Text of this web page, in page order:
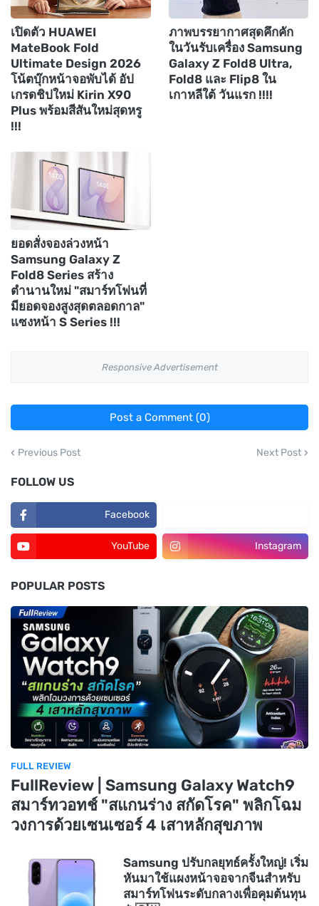
เปิดตัว HUAWEI
MateBook Fold
Ultimate Design 2026
โน้ตบุ๊กหน้าจอพับได้ อัป
เกรดชิปใหม่ Kirin X90
Plus พร้อมสีสันใหม่สุดหรู
!!!
ภาพบรรยากาศสุดคึกคัก
ในวันรับเครื่อง Samsung
Galaxy Z Fold8 Ultra,
Fold8 และ Flip8 ใน
เกาหลีใต้ วันแรก !!!!
ยอดสั่งจองล่วงหน้า
Samsung Galaxy Z
Fold8 Series สร้าง
ตำนานใหม่ "สมาร์ทโฟนที่
มียอดจองสูงสุดตลอดกาล"
แซงหน้า S Series !!!
Responsive Advertisement
Post a Comment (0)
Previous Post Next Post
FOLLOW US
Facebook
YouTube Instagram
POPULAR POSTS
FULL REVIEW
FullReview | Samsung Galaxy Watch9
สมาร์ทวอทช์ "สแกนร่าง สกัดโรค" พลิกโฉม
วงการด้วยเซนเซอร์ 4 เสาหลักสุขภาพ
Samsung ปรับกลยุทธ์ครั้งใหญ่! เริ่ม
หันมาใช้แผงหน้าจอจากจีนสำหรับ
สมาร์ทโฟนระดับกลางเพื่อคุมต้นทุน